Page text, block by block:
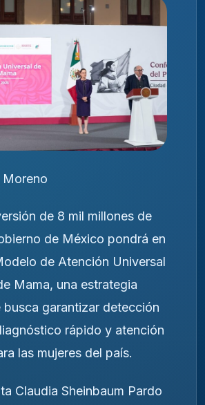
Moreno
de 8 mil millones de
de México pondrá en
de Atención Universal
Mama, una estrategia
busca garantizar detección
rápido y atención
las mujeres del país.
Claudia Sheinbaum Pardo